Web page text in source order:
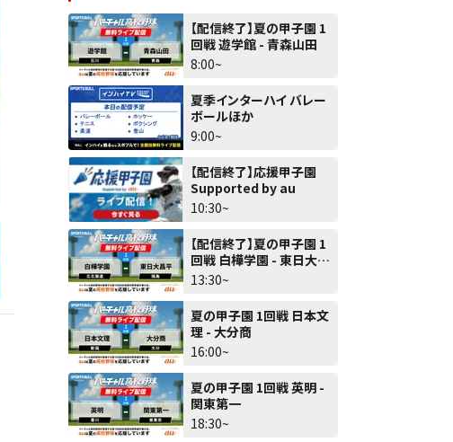
【配信終了】夏の甲子園 1
回戦 遊学館 - 青森山田
8:00~
夏季インターハイ バレー
ボールほか
9:00~
【配信終了】応援甲子園
Supported by au
10:30~
【配信終了】夏の甲子園 1
回戦 白樺学園 - 東日大昌
平
13:30~
夏の甲子園 1回戦 日本文
理 - 大分商
16:00~
夏の甲子園 1回戦 英明 -
関東第一
18:30~